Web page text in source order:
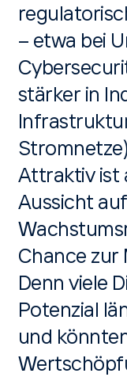
– etwa bei
stärker in
Attraktiv ist
Aussicht
Chance zur
Denn viele
Potenzial
und